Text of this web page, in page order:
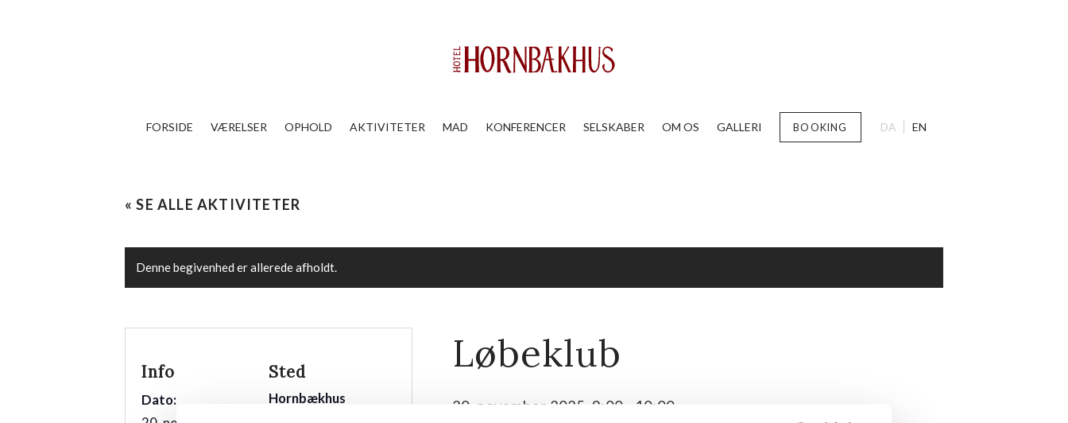
FORSIDE VÆRELSER OPHOLD AKTIVITETER MAD KONFERENCER SELSKABER OM OS GALLERI BOOKING DA EN
« SE ALLE AKTIVITETER
Denne begivenhed er allerede afholdt.
Løbeklub
20. november 2025, 9:00 10:00
Info
Dato:
Sted
Hornbækhus